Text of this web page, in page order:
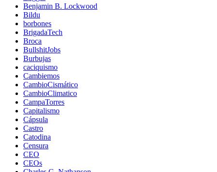
Benjamin B. Lockwood
Bildu
borbones
BrigadaTech
Broca
BullshitJobs
Burbujas
caciquismo
Cambiemos
CambioCismático
CambioClimatico
CampaTorres
Capitalismo
Cápsula
Castro
Catodina
Censura
CEO
CEOs